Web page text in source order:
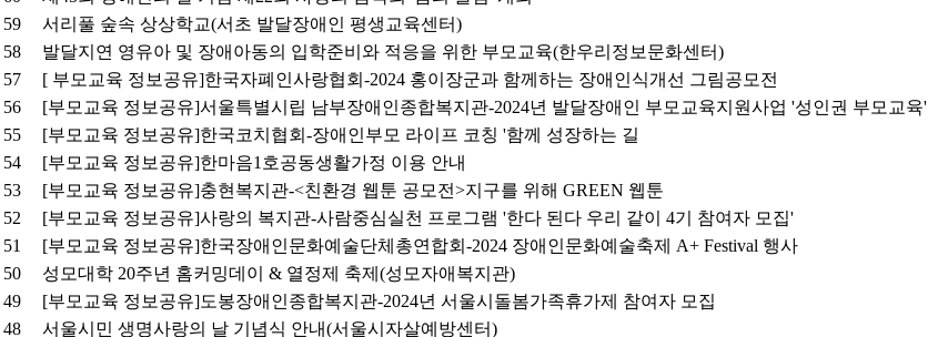
59
서리풀 숲속 상상학교(서초 발달장애인 평생교육센터)
58
발달지연 영유아 및 장애아동의 입학준비와 적응을 위한 부모교육(한우리정보문화센터)
57
[ 부모교육 정보공유]한국자폐인사랑협회-2024 홍이장군과 함께하는 장애인식개선 그림공모전
56
[부모교육 정보공유]서울특별시립 남부장애인종합복지관-2024년 발달장애인 부모교육지원사업 '성인권 부모교육'
55
[부모교육 정보공유]한국코치협회-장애인부모 라이프 코칭 '함께 성장하는 길
54
[부모교육 정보공유]한마음1호공동생활가정 이용 안내
53
[부모교육 정보공유]충현복지관-<친환경 웹툰 공모전>지구를 위해 GREEN 웹툰
52
[부모교육 정보공유]사랑의 복지관-사람중심실천 프로그램 '한다 된다 우리 같이 4기 참여자 모집'
51
[부모교육 정보공유]한국장애인문화예술단체총연합회-2024 장애인문화예술축제 A+ Festival 행사
50
성모대학 20주년 홈커밍데이 & 열정제 축제(성모자애복지관)
49
[부모교육 정보공유]도봉장애인종합복지관-2024년 서울시돌봄가족휴가제 참여자 모집
48
서울시민 생명사랑의 날 기념식 안내(서울시자살예방센터)